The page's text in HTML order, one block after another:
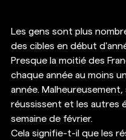
Les gens sont plus
des cibles en début
Presque la moitié des
chaque année au moins
année.
réussissent et les autres
semaine de février.
Cela signifie-t-il que les